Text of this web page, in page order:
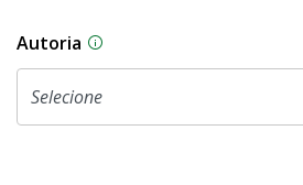
Autoria As proposições